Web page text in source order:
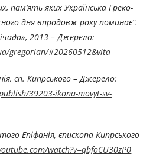
пам’ять яких Українська Греко-
дня впродовж року поминає”.
2013 – Джерелo:
gregorian/#20260512&vita
єп. Кипрського – Джерелo:
39203-ikona-movyt-sv-
Епіфанія, єпископа Кипрського
watch?v=qbfoCU30zP0